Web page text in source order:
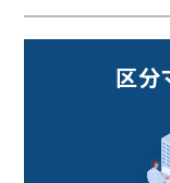
区分